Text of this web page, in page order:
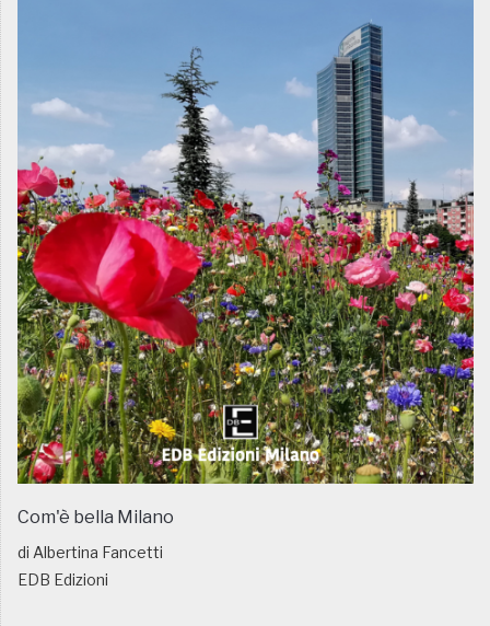
Com'è bella Milano
di Albertina Fancetti
EDB Edizioni